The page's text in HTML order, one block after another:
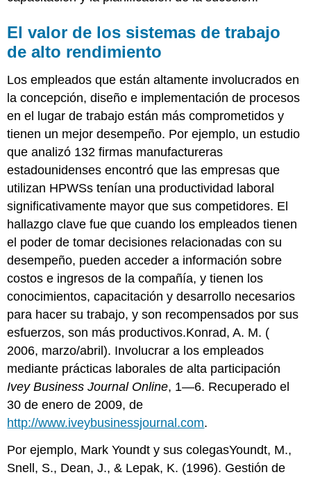
El valor de los sistemas de trabajo
de alto rendimiento
Los empleados que están altamente involucrados en
la concepción, diseño e implementación de procesos
en el lugar de trabajo están más comprometidos y
tienen un mejor desempeño. Por ejemplo, un estudio
que analizó 132 firmas manufactureras
estadounidenses encontró que las empresas que
utilizan HPWSs tenían una productividad laboral
significativamente mayor que sus competidores. El
hallazgo clave fue que cuando los empleados tienen
el poder de tomar decisiones relacionadas con su
desempeño, pueden acceder a información sobre
costos e ingresos de la compañía, y tienen los
conocimientos, capacitación y desarrollo necesarios
para hacer su trabajo, y son recompensados por sus
esfuerzos, son más productivos.Konrad, A. M. (
2006, marzo/abril). Involucrar a los empleados
mediante prácticas laborales de alta participación
Ivey Business Journal Online, 1—6. Recuperado el
30 de enero de 2009, de
http://www.iveybusinessjournal.com.
Por ejemplo, Mark Youndt y sus colegasYoundt, M.,
Snell, S., Dean, J., & Lepak, K. (1996). Gestión de